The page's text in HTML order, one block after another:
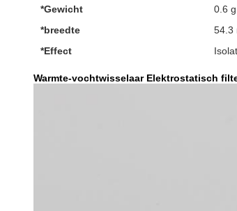
*Gewicht
0.6 g
*breedte
54.3
*Effect
Warmte-vochtwisselaar Elektrostatisch